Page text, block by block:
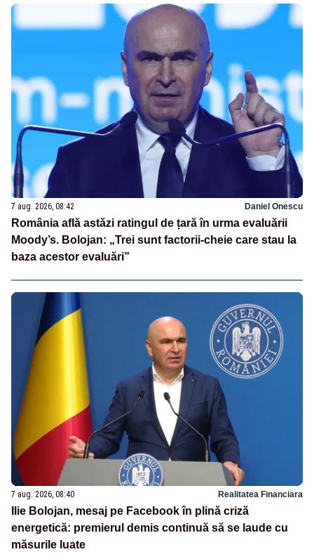
7 aug. 2026, 08:42 Daniel Onescu
România află astăzi ratingul de țară în urma evaluării
Moody’s. Bolojan: „Trei sunt factorii-cheie care stau la
baza acestor evaluări”
7 aug. 2026, 08:40 Realitatea Financiara
Ilie Bolojan, mesaj pe Facebook în plină criză
energetică: premierul demis continuă să se laude cu
măsurile luate